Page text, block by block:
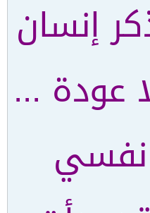
إنسان
عودة ...
نفسي